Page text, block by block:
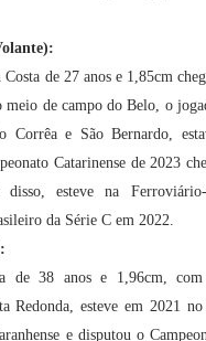
de 27 anos e 1,85cm
meio de campo do Belo, o
Corrêa e São Bernardo,
Catarinense de 2023
disso, esteve na
da Série C em 2022.
de 38 anos e 1,96cm, com
Redonda, esteve em 2021
e disputou o